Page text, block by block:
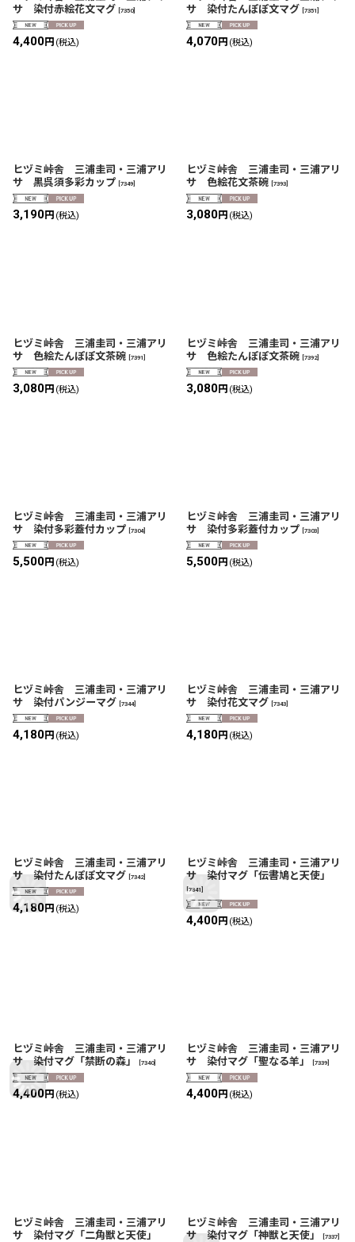
サ 染付赤絵花文マグ
7350]
4,400円 (税込)
サ 染付たんぽぽ文マグ
7351
4,070円 (税込)
ヒヅミ峠舎 三浦圭司・三浦アリ
サ 黒呉須多彩カップ
7349
3,190円 (税込)
ヒヅミ峠舎 三浦圭司・三浦アリ
サ 色絵花文茶碗
7393
3,080円 (税込)
ヒヅミ峠舎 三浦圭司・三浦アリ
サ 色絵たんぽぽ文茶碗 [7391]
3,080円 (税込)
ヒヅミ峠舎 三浦圭司・三浦アリ
サ 色絵たんぽぽ文茶碗 [7392]
3,080円 (税込)
ヒヅミ峠舎 三浦圭司・三浦アリ
サ 染付多彩蓋付カップ
7304]
5,500円 (税込)
ヒヅミ峠舎 三浦圭司・三浦アリ
サ 染付多彩蓋付カップ
7303
5,500円 (税込)
ヒヅミ峠舎 三浦圭司・三浦アリ
サ 染付パンジーマグ
7344]
4,180円 (税込)
ヒヅミ峠舎 三浦圭司・三浦アリ
サ 染付花文マグ
7343
4,180円 (税込)
ヒヅミ峠舎 三浦圭司・三浦アリ
サ 染付たんぽぽ文マグ
7342]
4,180円 (税込)
ヒヅミ峠舎 三浦圭司・三浦アリ
サ 染付マグ「伝書鳩と天使」
[7341
4,400円 (税込)
ヒヅミ峠舎 三浦圭司・三浦アリ
サ 染付マグ「禁断の森」
7340]
4,400円 (税込)
ヒヅミ峠舎 三浦圭司・三浦アリ
サ 染付マグ「聖なる羊」
7339
4,400円 (税込)
ヒヅミ峠舎 三浦圭司・三浦アリ
サ 染付マグ「二角獣と天使」
ヒヅミ峠舎 三浦圭司・三浦アリ
サ 染付マグ「神獣と天使」
[7337]